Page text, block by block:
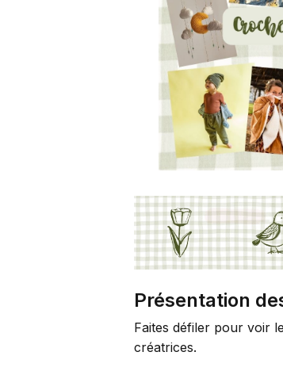
Présentation
Faites défiler pour voir
créatrices.